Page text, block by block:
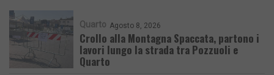
Quarto Agosto 8, 2026
Crollo alla Montagna Spaccata, partono i
lavori lungo la strada tra Pozzuoli e
Quarto